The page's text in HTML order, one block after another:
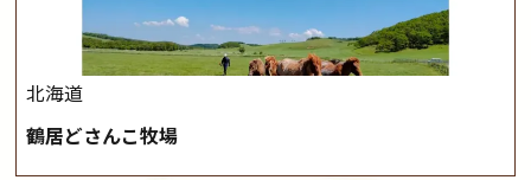
北海道
鶴居どさんこ牧場